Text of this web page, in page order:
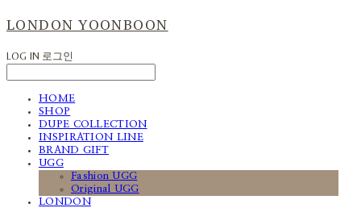
LONDON YOONBOON
LOG IN 로그인
HOME
SHOP
DUPE COLLECTION
INSPIRATION LINE
BRAND GIFT
UGG
Fashion UGG
Original UGG
LONDON